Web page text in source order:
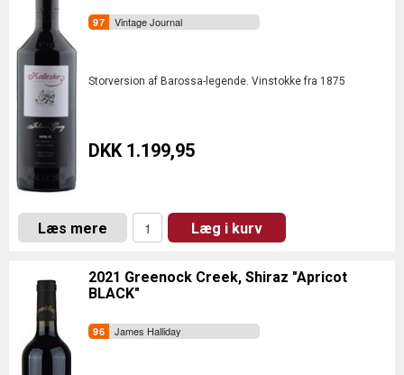
Vintage Journal
Storversion af Barossa-legende. Vinstokke fra 1875
DKK 1.199,95
Læs mere Læg i kurv
2021 Greenock Creek, Shiraz "Apricot
BLACK"
James Halliday